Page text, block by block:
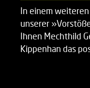
In einem
unserer
Ihnen Mechthild
Kippenhan das